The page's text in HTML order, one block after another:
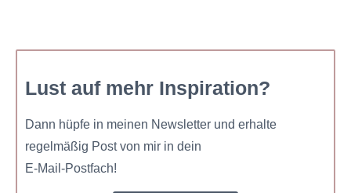
Lust auf mehr Inspiration?
Dann hüpfe in meinen Newsletter und erhalte
regelmäßig Post von mir in dein
E-Mail-Postfach!